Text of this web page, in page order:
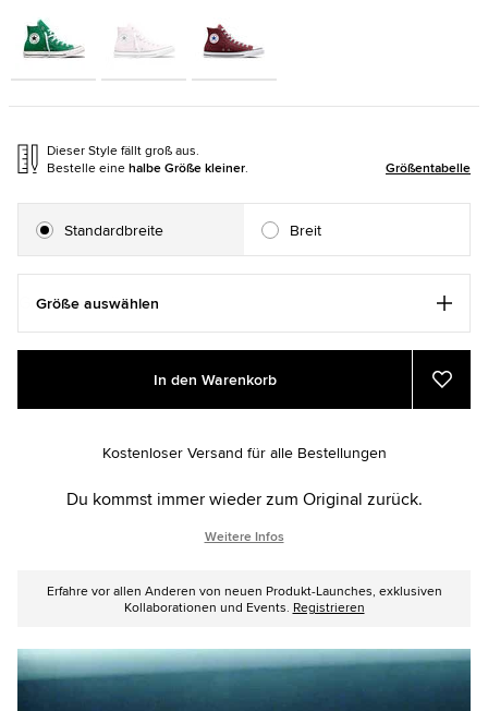
Dieser Style fällt groß aus.
Bestelle einehalbe Größe kleiner. Größentabelle
Standardbreite Breit
Größe auswählen
Add
cart
Product
In den Warenkorb
Zu
Kostenloser Versand für alle Bestellungen
Du kommst immer wieder zum Original zurück.
Weitere Infos
Erfahre vor allen Anderen von neuen Produkt-Launches, exklusiven
Kollaborationen und Events. Registrieren